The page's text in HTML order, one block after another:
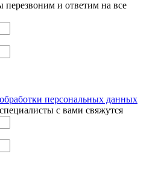
и ответим на все
обработки персональных данных
с вами свяжутся